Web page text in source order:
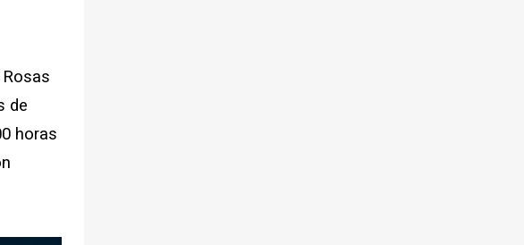
de
horas